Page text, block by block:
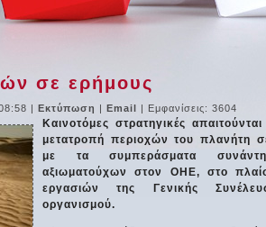
σε ερήμους
| Εκτύπωση | Email | Εμφανίσεις: 3604
Καινοτόμες στρατηγικές
μετατροπή περιοχών του πλανήτη
με τα συμπεράσματα
αξιωματούχων στον ΟΗΕ, στο
εργασιών της Γενικής
οργανισμού.